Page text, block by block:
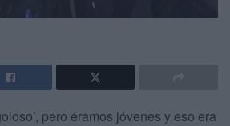
pero éramos jóvenes y eso era